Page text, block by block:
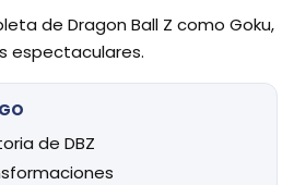
de Dragon Ball Z como Goku,
espectaculares.
de DBZ